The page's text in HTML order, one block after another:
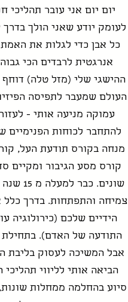
יום יום אני עובר תהליכי
לעומק יודע שאני הולך
כל אבן כדי לגלות את
אנרגטית לרבדים הכי
ההישגי שלי (מזל טלה)
העולם שמעבר לתפיסה
עמוקה מניעה אותי -
להתחבר לכוחות הפנימיים
מנחה בקורס תודעת העל,
קורס מסע הגיבור ומקיים
שונים.
צמיחה והתפתחות. בדרך
הידיים שלכם (כירולוגיה
התודעה של האדם). בתחילת
אבל המשיכה לעסוק בליבת
הביאה אותי לליווי
סיוע בהחלמה ממחלות